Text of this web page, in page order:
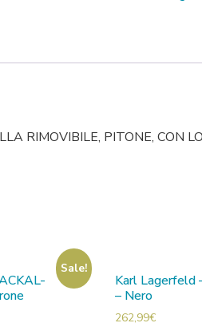
RIMOVIBILE, PITONE, CON
Sale!
Karl
– Nero
262,99€